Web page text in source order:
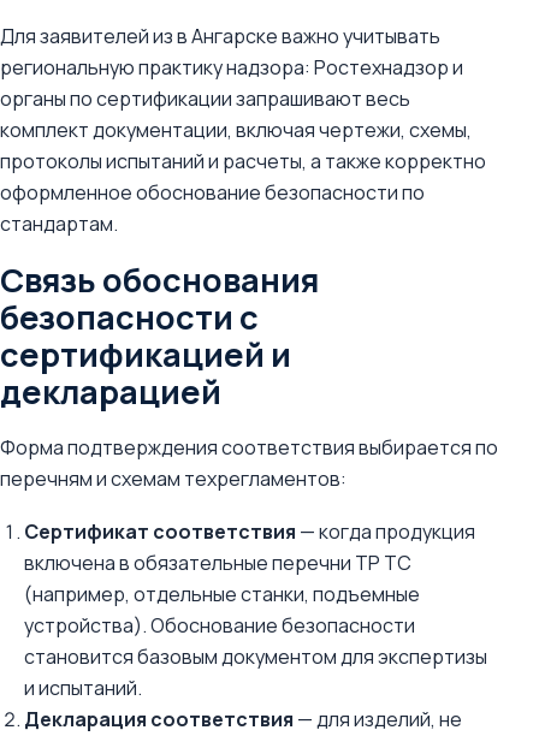
Для заявителей из в Ангарске важно учитывать
региональную практику надзора: Ростехнадзор и
органы по сертификации запрашивают весь
комплект документации, включая чертежи, схемы,
протоколы испытаний и расчеты, а также корректно
оформленное обоснование безопасности по
стандартам.
Связь обоснования
безопасности с
сертификацией и
декларацией
Форма подтверждения соответствия выбирается по
перечням и схемам техрегламентов:
Сертификат соответствия — когда продукция
включена в обязательные перечни ТР ТС
(например, отдельные станки, подъемные
устройства). Обоснование безопасности
становится базовым документом для экспертизы
и испытаний.
Декларация соответствия — для изделий, не